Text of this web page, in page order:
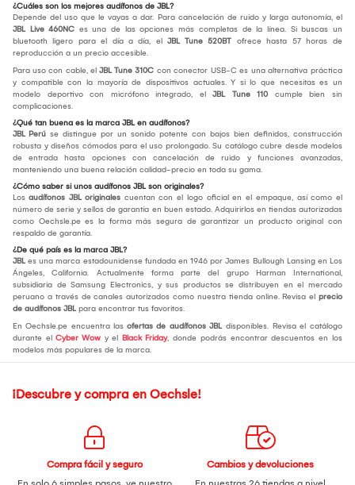
¿Cuáles son los mejores audífonos de JBL?
Depende del uso que le vayas a dar. Para cancelación de ruido y larga autonomía, el
JBL Live 460NC es una de las opciones más completas de la línea. Si buscas un
bluetooth ligero para el día a día, el JBL Tune 520BT ofrece hasta 57 horas de
reproducción a un precio accesible.
Para uso con cable, el JBL Tune 310C con conector USB-C es una alternativa práctica
y compatible con la mayoría de dispositivos actuales. Y si lo que necesitas es un
modelo deportivo con micrófono integrado, el JBL Tune 110 cumple bien sin
complicaciones.
¿Qué tan buena es la marca JBL en audífonos?
JBL Perú se distingue por un sonido potente con bajos bien definidos, construcción
robusta y diseños cómodos para el uso prolongado. Su catálogo cubre desde modelos
de entrada hasta opciones con cancelación de ruido y funciones avanzadas,
manteniendo una buena relación calidad-precio en toda su gama.
¿Cómo saber si unos audífonos JBL son originales?
Los audífonos JBL originales cuentan con el logo oficial en el empaque, así como el
número de serie y sellos de garantía en buen estado. Adquirirlos en tiendas autorizadas
como Oechsle.pe es la forma más segura de garantizar un producto original con
respaldo de garantía.
¿De qué país es la marca JBL?
JBLes una marca estadounidense fundada en 1946 por James Bullough Lansing en Los
Ángeles, California. Actualmente forma parte del grupo Harman International,
subsidiaria de Samsung Electronics, y sus productos se distribuyen en el mercado
peruano a través de canales autorizados como nuestra tienda online. Revisa el precio
de audífonos JBLpara encontrar tus favoritos.
En Oechsle.pe encuentra las ofertas de audífonos JBLdisponibles. Revisa el catálogo
durante el Cyber Wow y el Black Friday, donde podrás encontrar descuentos en los
modelos más populares de la marca.
¡Descubre y compra en Oechsle!
Compra fácil y seguro
Cambios y devoluciones